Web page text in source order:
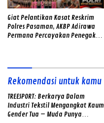
Giat Pelantikan Kasat Reskrim
Polres Pasaman, AKBP Adirawa
Permana Percayakan Penegakan
Rekomendasi untuk kamu
TREESPORT: Berkarya Dalam
Industri Tekstil Mengangkat Kaum
Gender Tua – Muda Punya